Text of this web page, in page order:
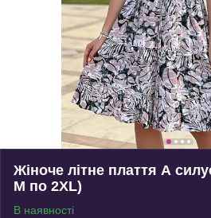
Жіноче літне плаття А
M по 2XL)
В наявності